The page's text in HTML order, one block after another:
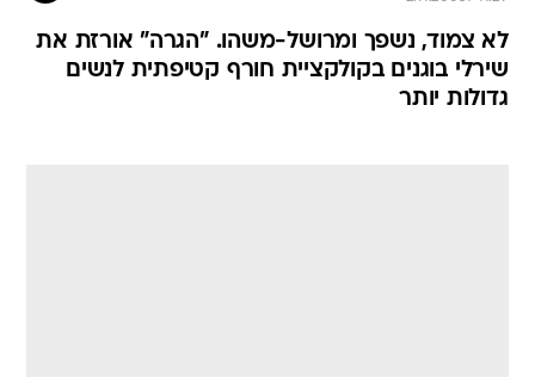
לא צמוד, נשפך ומרושל-משהו. "הגרה" אורזת את
שירלי בוגנים בקולקציית חורף קטיפתית לנשים
גדולות יותר